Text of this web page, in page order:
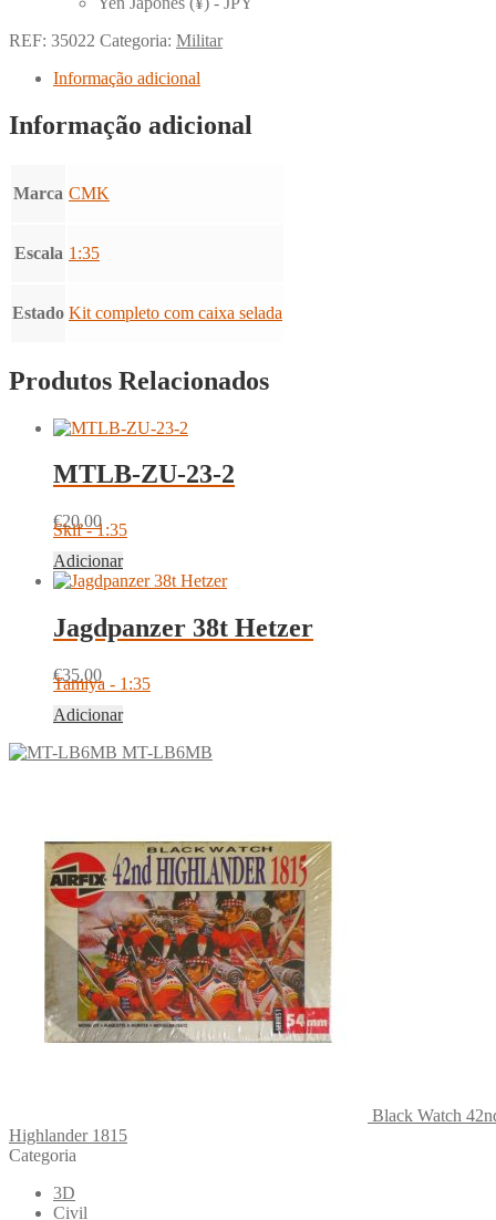
REF: 35022 Categoria: Militar
Informação adicional
Informação adicional
Marca CMK
Escala 1:35
Estado Kit completo com caixa selada
Produtos Relacionados
MTLB-ZU-23-2
€20.00
Skif - 1:35
Adicionar
Jagdpanzer 38t Hetzer
€35.00
Tamiya - 1:35
Adicionar
MT-LB6MB
Black Watch
Highlander 1815
Categoria
3D
Civil